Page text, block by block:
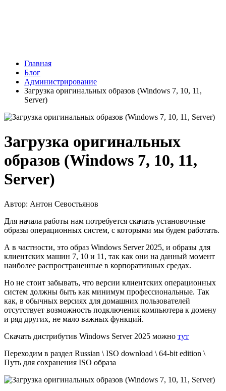
Главная
Блог
Администрирование
Загрузка оригинальных образов (Windows 7, 10, 11,
Server)
Загрузка оригинальных
образов (Windows 7, 10, 11,
Server)
Автор: Антон Севостьянов
Для начала работы нам потребуется скачать установочные
образы операционных систем, с которыми мы будем работать.
А в частности, это образ Windows Server 2025, и образы для
клиентских машин 7, 10 и 11, так как они на данный момент
наиболее распространенные в корпоративных средах.
Но не стоит забывать, что версии клиентских операционных
систем должны быть как минимум профессиональные. Так
как, в обычных версиях для домашних пользователей
отсутствует возможность подключения компьютера к домену
и ряд других, не мало важных функций.
Скачать дистрибутив Windows Server 2025 можно тут
Переходим в раздел Russian \ ISO download \ 64-bit edition \
Путь для сохранения ISO образа